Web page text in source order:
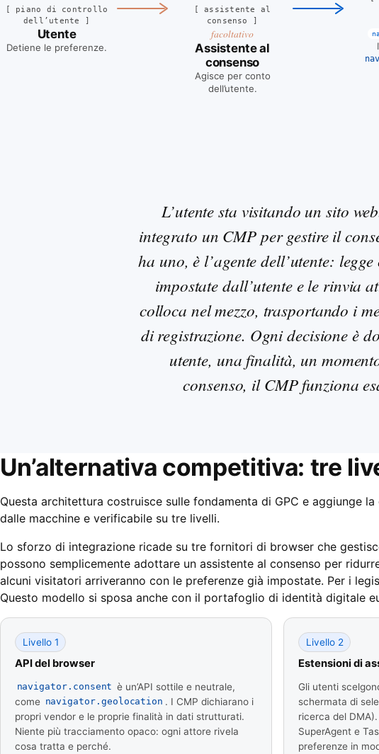
[ piano di controllo
dell’utente
]
Utente
Detiene le preferenze.
[assistente al
consenso
]
facoltativo
Assistente al
consenso
Agisce per conto
dell’utente.
L’utente sta visitando un sito
integrato un CMP per gestire il
ha uno, è l’agente dell’utente:
impostate dall’utente e le rinvia
colloca nel mezzo, trasportando i
di registrazione. Ogni decisione è
utente, una finalità, un
consenso, il CMP funziona
Un’alternativa competitiva: tre
Questa architettura costruisce sulle fondamenta di GPC e aggiunge
dalle macchine e verificabile su tre livelli.
Lo sforzo di integrazione ricade su tre fornitori di browser che
possono semplicemente adottare un assistente al consenso per
alcuni visitatori arriveranno con le preferenze già impostate. Per i
Questo modello si sposa anche con il portafoglio di identità digitale
Livello 1
API del browser
navigator.consent è un’API sottile e neutrale,
come navigator.geolocation . I CMP dichiarano i
propri vendor e le proprie finalità in dati strutturati.
Niente più tracciamento opaco: ogni attore rivela
cosa tratta e perché.
Livello 2
Estensioni di
Gli utenti
schermata di
ricerca del
SuperAgent e
preferenze in